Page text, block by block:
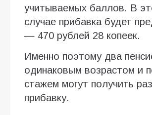
учитываемых баллов. В
случае прибавка будет
— 470 рублей 28 копеек.
Именно поэтому два
одинаковым возрастом и
стажем могут получить
прибавку.